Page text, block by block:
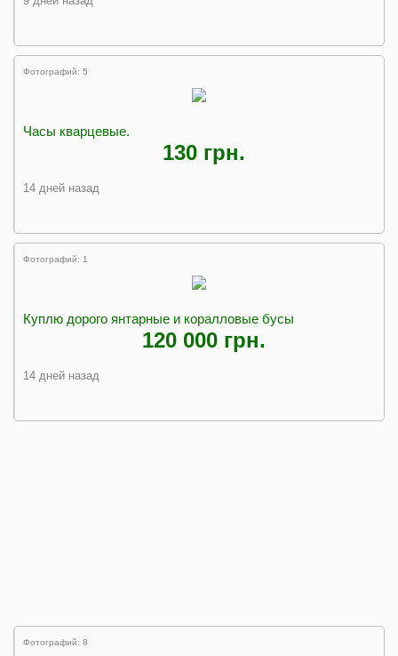
Фотографий: 5
Часы кварцевые.
130 грн.
14 дней назад
Фотографий: 1
Куплю дорого янтарные и коралловые бусы
120 000 грн.
14 дней назад
Фотографий: 8